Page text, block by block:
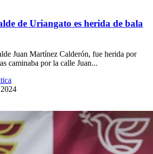
de Uriangato es herida de bala
Juan Martínez Calderón, fue herida por
caminaba por la calle Juan...